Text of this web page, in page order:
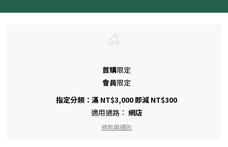
首購限定
會員限定
指定分類：滿 NT$3,000 即減 NT$300
適用通路： 網店
條款與細則